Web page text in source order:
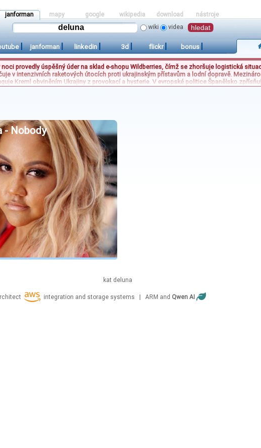
janforman
wiki
videa
mapy google wikipedia download nástroje
| janforman | linkedin | 3d | flickr | bonus |
noci provedly úspěšný úder na sklad e-shopu Wildberries, čímž se zhoršuje logistická
v intenzivních raketových útocích proti ukrajinským přístavům a lodní dopravě.
Kreml obviněním Ukrajiny z provokací a hysterie. V evropské politice Španělsko
- Nobody
kat deluna
integration and storage systems | ARM and Qwen AI